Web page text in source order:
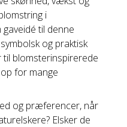
i
til denne
og praktisk
blomsterinspirerede
for mange
og præferencer, når
Elsker de